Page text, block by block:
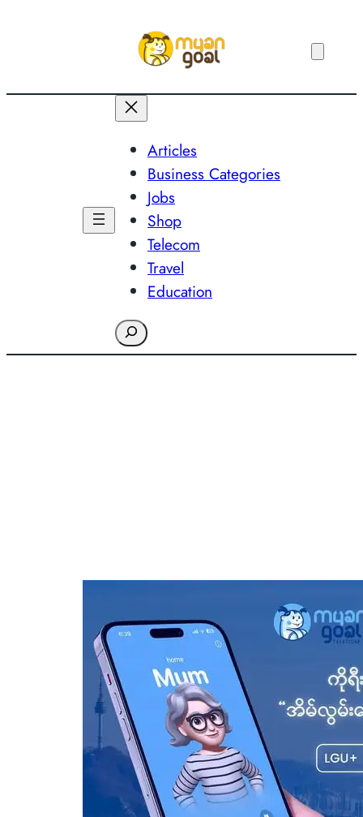
Articles
Business Categories
Jobs
Shop
Telecom
Travel
Education
Search